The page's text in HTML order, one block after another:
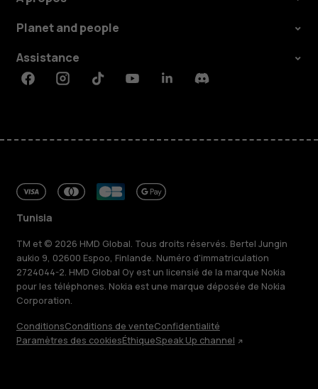
À propos
Planet and people
Assistance
FacebookInstagramTiktokYoutubeLinkedinDiscord
Tunisia
TM et © 2026 HMD Global. Tous droits réservés. Bertel Jungin
aukio 9, 02600 Espoo, Finlande. Numéro d'immatriculation
2724044-2. HMD Global Oy est un licensié de la marque Nokia
pour les téléphones. Nokia est une marque déposée de Nokia
Corporation.
ConditionsConditions de venteConfidentialité
Paramètres des cookiesÉthiqueSpeak Up channel